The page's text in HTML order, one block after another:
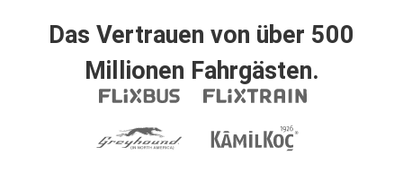
Das Vertrauen von über 500
Millionen Fahrgästen.